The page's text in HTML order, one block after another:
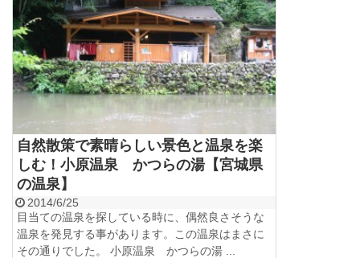
自然散策で素晴らしい景色と温泉を楽
しむ！小原温泉 かつらの湯【宮城県
の温泉】
2014/6/25
目当ての温泉を探している時に、偶然良さそうな
温泉を発見する事があります。この温泉はまさに
その通りでした。 小原温泉 かつらの湯 ...